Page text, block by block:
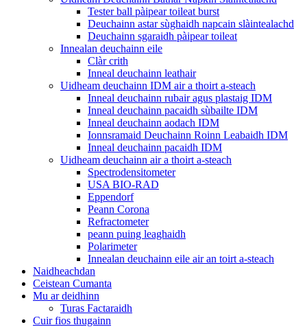
Tester ball pàipear toileat burst
Deuchainn astar sùghaidh napcain slàintealachd
Deuchainn sgaraidh pàipear toileat
Innealan deuchainn eile
Clàr crith
Inneal deuchainn leathair
Uidheam deuchainn IDM air a thoirt a-steach
Inneal deuchainn rubair agus plastaig IDM
Inneal deuchainn pacaidh sùbailte IDM
Inneal deuchainn aodach IDM
Ionnsramaid Deuchainn Roinn Leabaidh IDM
Inneal deuchainn pacaidh IDM
Uidheam deuchainn air a thoirt a-steach
Spectrodensitometer
USA BIO-RAD
Eppendorf
Peann Corona
Refractometer
peann puing leaghaidh
Polarimeter
Innealan deuchainn eile air an toirt a-steach
Naidheachdan
Ceistean Cumanta
Mu ar deidhinn
Turas Factaraidh
Cuir fios thugainn